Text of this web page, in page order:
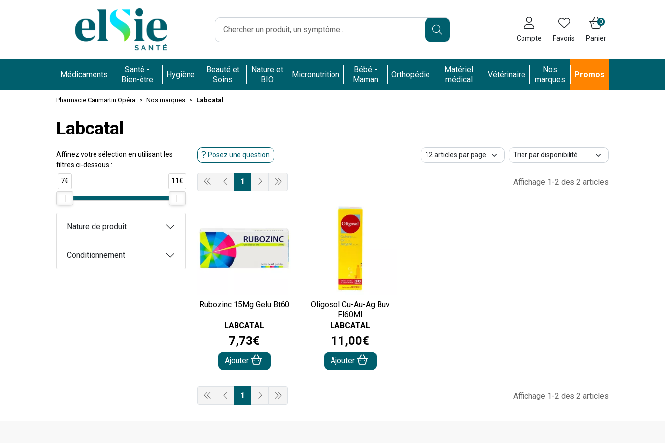
Compte Favoris Panier
0
Médicaments
Santé -
Bien-être
Hygiène
Beauté et
Soins
Nature et
BIO
Micronutrition
Bébé -
Maman
Orthopédie
Matériel
médical
Vétérinaire
Nos
marques
Promos
Pharmacie Caumartin Opéra Nos marques Labcatal
Labcatal
Posez une question
Affichage 1-2 des 2 articles
1
Rubozinc 15Mg Gelu Bt60
LABCATAL
7,73€
Ajouter
Oligosol Cu-Au-Ag Buv
Fl60Ml
LABCATAL
11 ,00€
Ajouter
Affichage 1-2 des 2 articles
1
Affinez votre sélection en utilisant les
filtres ci-dessous :
7€ 11€
Nature de produit
Conditionnement